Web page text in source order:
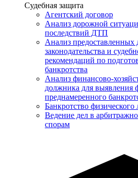
Услуги
Судебная защита
Агентский договор
Анализ дорожной
последствий ДТП
Анализ предоставленных
законодательства и
рекомендаций по
банкротства
Анализ финансово-
должника для выявления
преднамеренного
Банкротство физического
Ведение дел в
спорам